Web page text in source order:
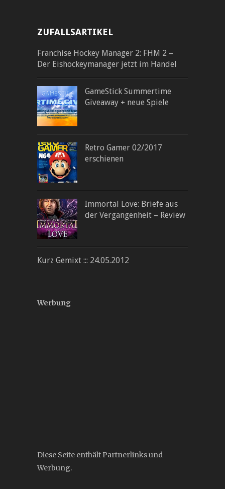
ZUFALLSARTIKEL
Franchise Hockey Manager 2: FHM 2 –
Der Eishockeymanager jetzt im Handel
GameStick Summertime
Giveaway + neue Spiele
Retro Gamer 02/2017
erschienen
Immortal Love: Briefe aus
der Vergangenheit – Review
Kurz Gemixt ::: 24.05.2012
Werbung
Diese Seite enthält Partnerlinks und
Werbung.